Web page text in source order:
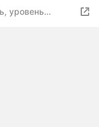
уровень